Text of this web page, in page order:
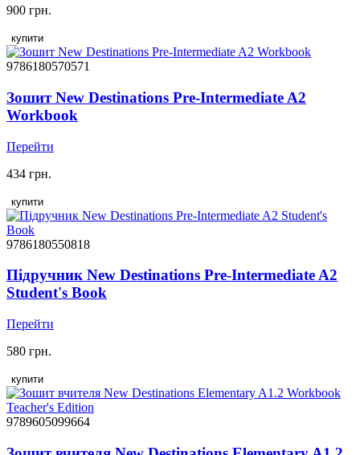
900 грн.
купити
9786180570571
Зошит New Destinations Pre-Intermediate A2
Workbook
Перейти
434 грн.
купити
9786180550818
Підручник New Destinations Pre-Intermediate A2
Student's Book
Перейти
580 грн.
купити
9789605099664